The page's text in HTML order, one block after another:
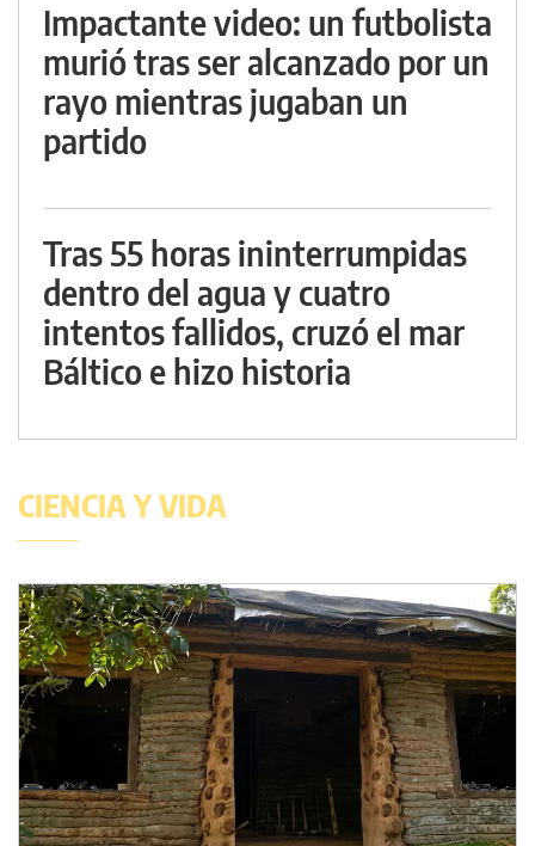
Impactante video: un futbolista
murió tras ser alcanzado por un
rayo mientras jugaban un
partido
Tras 55 horas ininterrumpidas
dentro del agua y cuatro
intentos fallidos, cruzó el mar
Báltico e hizo historia
CIENCIA Y VIDA